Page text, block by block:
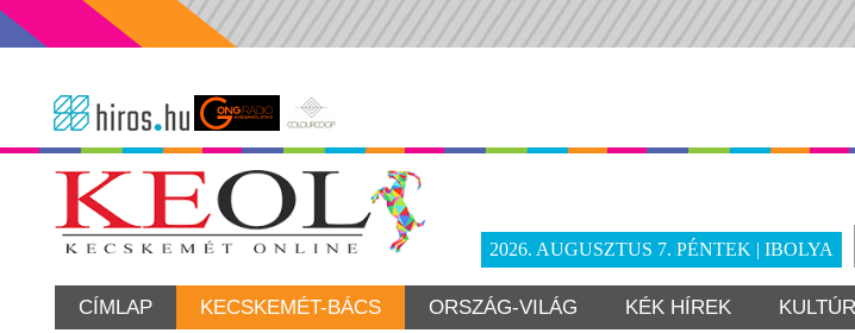
2026. AUGUSZTUS 7. PÉNTEK | IBOLYA
CÍMLAP KECSKEMÉT-BÁCS ORSZÁG-VILÁG KÉK HÍREK